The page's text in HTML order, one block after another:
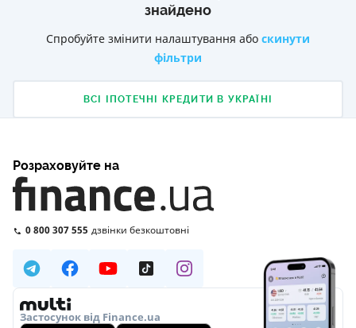
знайдено
Спробуйте змінити налаштування або скинути
фільтри
ВСІ ІПОТЕЧНІ КРЕДИТИ В УКРАЇНІ
Розраховуйте на
0 800 307 555 дзвінки безкоштовні
Застосунок від Finance.ua